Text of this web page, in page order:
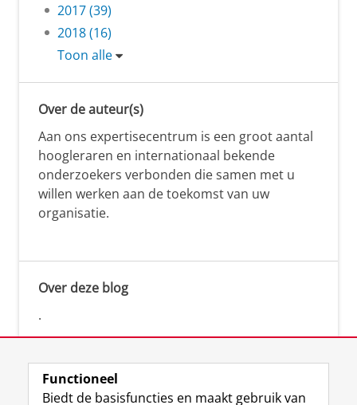
2017 (39)
2018 (16)
Toon alle
Over de auteur(s)
Aan ons expertisecentrum is een groot aantal
hoogleraren en internationaal bekende
onderzoekers verbonden die samen met u
willen werken aan de toekomst van uw
organisatie.
Over deze blog
.
Functioneel
Biedt de basisfuncties en maakt gebruik van